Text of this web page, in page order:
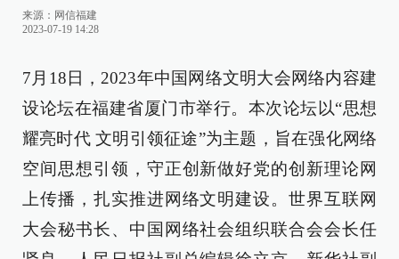
来源： 网信福建
2023-07-19 14:28
7月18日，2023年中国网络文明大会网络内容建
设论坛在福建省厦门市举行。本次论坛以“思想
耀亮时代 文明引领征途”为主题，旨在强化网络
空间思想引领，守正创新做好党的创新理论网
上传播，扎实推进网络文明建设。世界互联网
大会秘书长、中国网络社会组织联合会会长任